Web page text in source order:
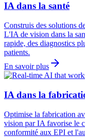
IA dans la santé
Construis des solutions
L'IA de vision dans la
rapide, des diagnostics
patients.
En savoir plus
IA dans la
Optimise la fabrication
vision par IA favorise le
conformité aux EPI et